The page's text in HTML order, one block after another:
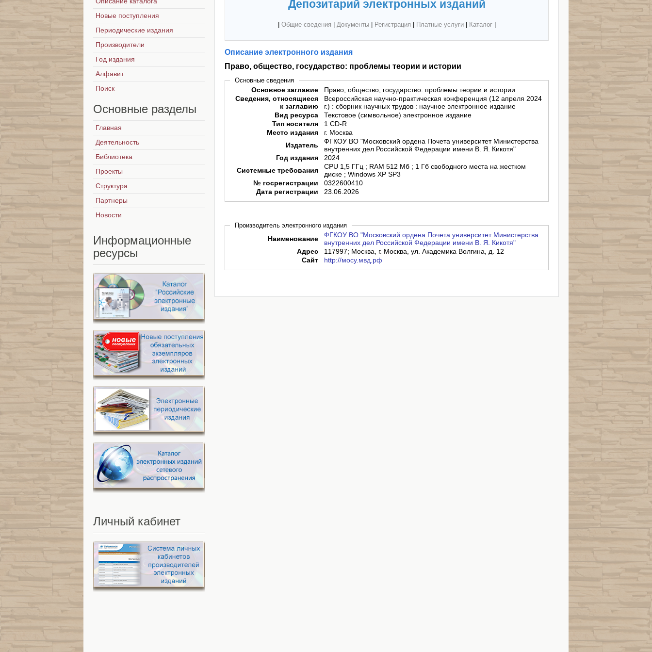
Депозитарий электронных изданий
Общие сведения Документы| Регистрация Платные услуги| Каталог|
Описание электронного издания
Право, общество, государство: проблемы теории и истории
Основные сведения
Основное заглавие
Право, общество, государство: проблемы теории и истории
Сведения, относящиеся
к заглавию
Всероссийская научно-практическая конференция (12 апреля 2024
г.) : сборник научных трудов : научное электронное издание
Вид ресурса
Текстовое (символьное) электронное издание
Тип носителя
1 CD-R
Место издания
г. Москва
Издатель
ФГКОУ ВО "Московский ордена Почета университет Министерства
внутренних дел Российской Федерации имени В. Я. Кикотя"
Год издания
2024
Системные требования
CPU 1,5 ГГц ; RAM 512 Мб ; 1 Гб свободного места на жестком
диске ; Windows XP SP3
№ госрегистрации
0322600410
Дата регистрации
23.06.2026
Производитель электронного издания
Наименование
ФГКОУ ВО "Московский ордена Почета университет Министерства
внутренних дел Российской Федерации имени В. Я. Кикотя"
Адрес
117997; Москва, г. Москва, ул. Академика Волгина, д. 12
Сайт
http://мосу.мвд.рф
Новые поступления
Периодические издания
Производители
Год издания
Алфавит
Поиск
Основные разделы
Главная
Деятельность
Библиотека
Проекты
Структура
Партнеры
Новости
Информационные
ресурсы
Личный кабинет